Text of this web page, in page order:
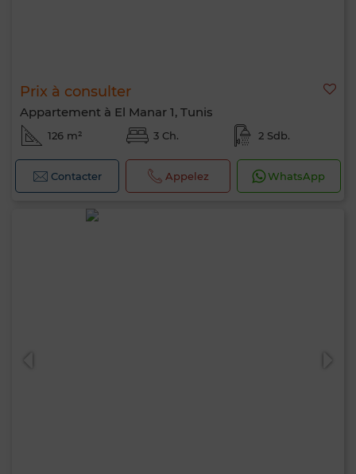
Prix à consulter
Appartement à El Manar 1, Tunis
126 m² 3 Ch. 2 Sdb.
Contacter Appelez WhatsApp